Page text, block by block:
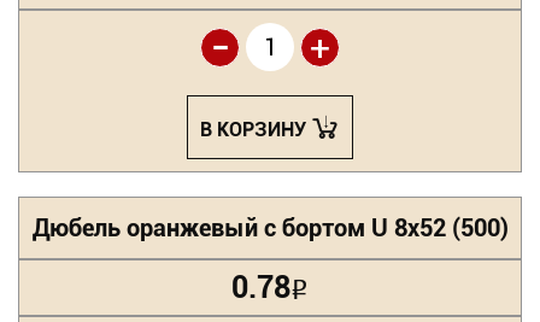
+
-
В КОРЗИНУ
Дюбель оранжевый с бортом U 8х52 (500)
0.78Р